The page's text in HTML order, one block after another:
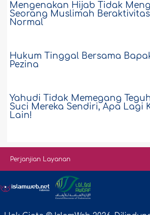
Mengenakan Hijab Tidak
Seorang Muslimah
Normal
Hukum Tinggal Bersama
Pezina
Yahudi Tidak Memegang
Suci Mereka Sendiri, Apa Lagi
Lain!
Perjanjian Layanan